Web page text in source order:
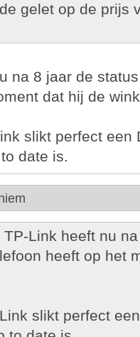
gelet op de prijs
na 8 jaar de
dat hij de
slikt perfect een
date is.
TP-Link heeft nu
heeft op het
slikt perfect